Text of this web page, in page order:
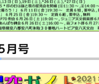
月号